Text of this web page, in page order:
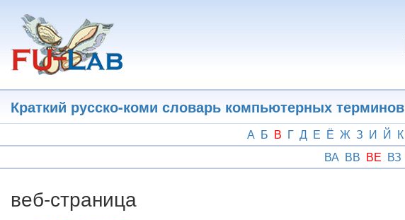
основному
содержанию
Краткий русско-коми словарь компьютерных терминов
А Б В Г Д Е Ё Ж З И Й К
ВА ВВ ВЕ ВЗ
веб-страница